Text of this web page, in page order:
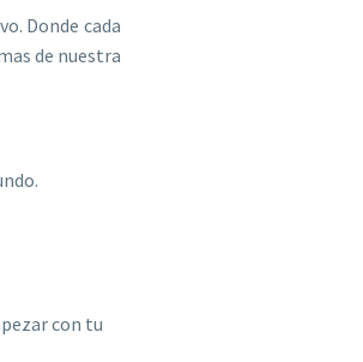
Donde cada
de nuestra
con tu